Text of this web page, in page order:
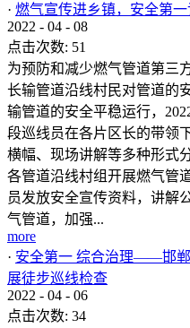
· 燃气宣传进乡镇，安全第一
2022 - 04 - 08
点击次数: 51
为预防和减少燃气管道第三
长输管道沿线村民对管道的
输管道的安全平稳运行，
段巡线员在各片区长的带领
横幅、现场讲解等多种形式
各管道沿线村组开展燃气管
员发放安全宣传资料，讲解
气管道，加强...
more
· 安全第一 综合治理——邯
展徒步巡线检查
2022 - 04 - 06
点击次数: 34